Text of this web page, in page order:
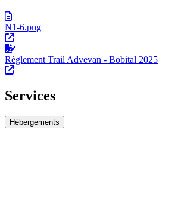
N1-6.png
Règlement Trail Advevan - Bobital 2025
Services
Hébergements